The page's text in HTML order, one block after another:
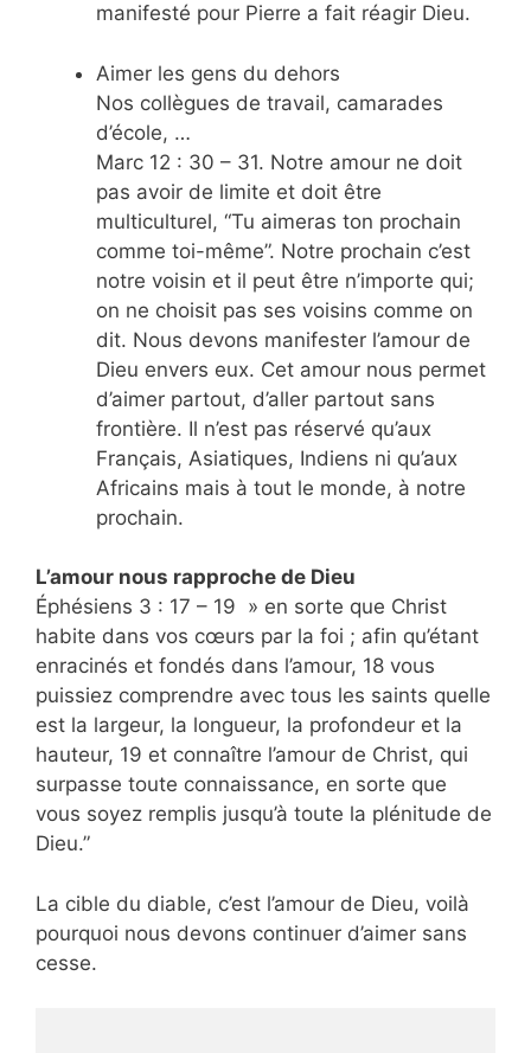
manifesté pour Pierre a fait réagir Dieu.
Aimer les gens du dehors
Nos collègues de travail, camarades
d’école, …
Marc 12 : 30 – 31. Notre amour ne doit
pas avoir de limite et doit être
multiculturel, “Tu aimeras ton prochain
comme toi-même”. Notre prochain c’est
notre voisin et il peut être n’importe qui;
on ne choisit pas ses voisins comme on
dit. Nous devons manifester l’amour de
Dieu envers eux. Cet amour nous permet
d’aimer partout, d’aller partout sans
frontière. Il n’est pas réservé qu’aux
Français, Asiatiques, Indiens ni qu’aux
Africains mais à tout le monde, à notre
prochain.
L’amour nous rapproche de Dieu
Éphésiens 3 : 17 – 19 » en sorte que Christ
habite dans vos cœurs par la foi ; afin qu’étant
enracinés et fondés dans l’amour, 18 vous
puissiez comprendre avec tous les saints quelle
est la largeur, la longueur, la profondeur et la
hauteur, 19 et connaître l’amour de Christ, qui
surpasse toute connaissance, en sorte que
vous soyez remplis jusqu’à toute la plénitude de
Dieu.”
La cible du diable, c’est l’amour de Dieu, voilà
pourquoi nous devons continuer d’aimer sans
cesse.